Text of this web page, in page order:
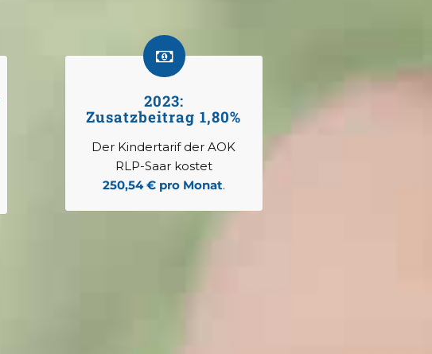
2023:
Zusatzbeitrag 1,80%
Der Kindertarif der AOK
RLP-Saar kostet
250,54 € pro Monat.